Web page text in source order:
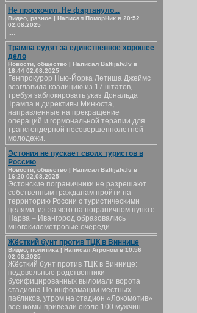
Не проскочил. Не фартануло...
Видео, разное | Написал ПоморНик в 20:52
02.08.2025
....
Трампа судят за единственное хорошее
дело
Новости, общество | Написал Baltijalv.lv в
18:44 02.08.2025
Генпрокурор Нью-Йорка Летиша Джеймс
возглавила коалицию из 17 штатов,
требуя заблокировать указ Дональда
Трампа и директивы Минюста,
направленные на прекращение
операций и гормональной терапии для
трансгендерной несовершеннолетней
молодежи.
Эстония не пускает своих туристов в
Россию
Новости, общество | Написал Baltijalv.lv в
16:20 02.08.2025
Эстонские пограничники не разрешают
собственным гражданам пройти на
территорию России с туристическими
целями, из-за чего на пограничном пункте
Нарва – Ивангород образовались
многокилометровые очереди.
Жёсткий бунт против ТЦК в Виннице
Видео, политика | Написал Агроном в 10:56
02.08.2025
Жёсткий бунт против ТЦК в Виннице:
недовольные родственники
бусифицированных выломали ворота
стадиона По информации местных
пабликов, утром на стадион «Локомотив»
военкомы привезли около 100 мужчин